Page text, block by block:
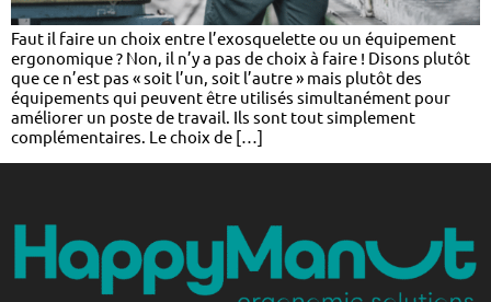
Faut il faire un choix entre l’exosquelette ou un équipement
ergonomique ? Non, il n’y a pas de choix à faire ! Disons plutôt
que ce n’est pas « soit l’un, soit l’autre » mais plutôt des
équipements qui peuvent être utilisés simultanément pour
améliorer un poste de travail. Ils sont tout simplement
complémentaires. Le choix de […]